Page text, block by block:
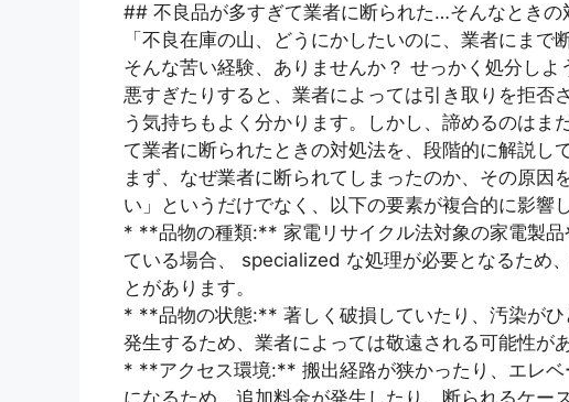
## 不良品が多すぎて業者に断られた…そんなときの
「不良在庫の山、どうにかしたいのに、業者にまで
そんな苦い経験、ありませんか？ せっかく処分し
悪すぎたりすると、業者によっては引き取りを拒否
う気持ちもよく分かります。しかし、諦めるのはま
て業者に断られたときの対処法を、段階的に解説し
まず、なぜ業者に断られてしまったのか、その原因
い」というだけでなく、以下の要素が複合的に影響
* **品物の種類:** 家電リサイクル法対象の家電製
ている場合、 specialized な処理が必要となるため
とがあります。
* **品物の状態:** 著しく破損していたり、汚染が
発生するため、業者によっては敬遠される可能性が
* **アクセス環境:** 搬出経路が狭かったり、エレ